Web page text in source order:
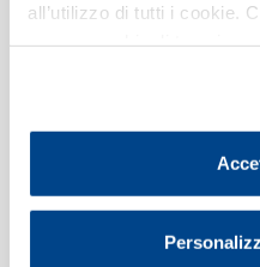
all’utilizzo di tutti i cookie.
propria volontà in
cookie del sito. Per